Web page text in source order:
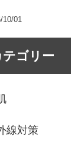
10/01
テゴリー
線対策